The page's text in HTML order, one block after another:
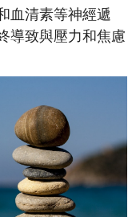
血清素等神經遞
導致與壓力和焦慮